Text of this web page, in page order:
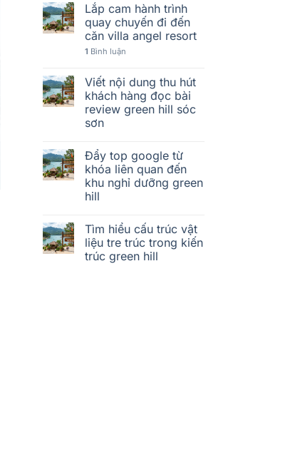
Lắp cam hành trình
quay chuyến đi đến
căn villa angel resort
1 Bình luận
Viết nội dung thu hút
khách hàng đọc bài
review green hill sóc
sơn
Đẩy top google từ
khóa liên quan đến
khu nghỉ dưỡng green
hill
Tìm hiểu cấu trúc vật
liệu tre trúc trong kiến
trúc green hill